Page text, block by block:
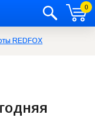
0
REDFOX